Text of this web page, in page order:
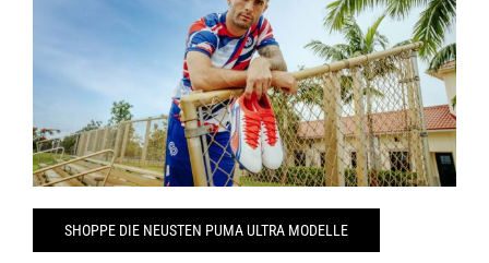
SHOPPE DIE NEUSTEN PUMA ULTRA MODELLE